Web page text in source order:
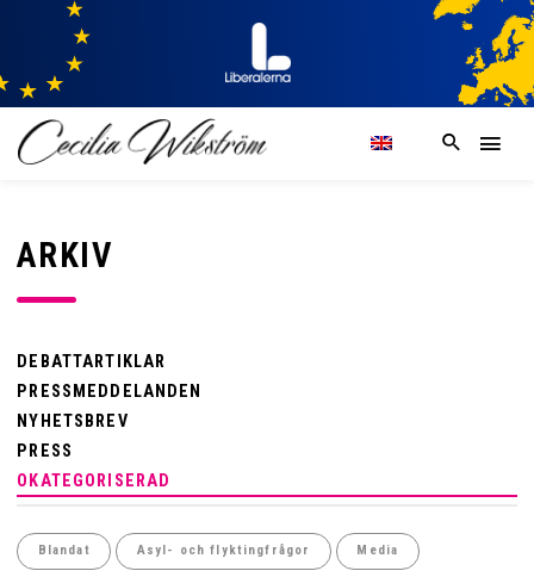
ARKIV
DEBATTARTIKLAR
PRESSMEDDELANDEN
NYHETSBREV
PRESS
OKATEGORISERAD
Blandat Asyl- och flyktingfrågor Media